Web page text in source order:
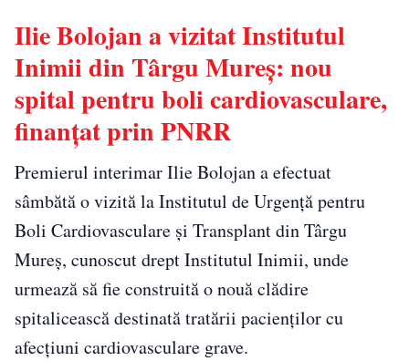
Ilie Bolojan a vizitat Institutul
Inimii din Târgu Mureș: nou
spital pentru boli cardiovasculare,
finanțat prin PNRR
Premierul interimar Ilie Bolojan a efectuat
sâmbătă o vizită la Institutul de Urgență pentru
Boli Cardiovasculare și Transplant din Târgu
Mureș, cunoscut drept Institutul Inimii, unde
urmează să fie construită o nouă clădire
spitalicească destinată tratării pacienților cu
afecțiuni cardiovasculare grave.